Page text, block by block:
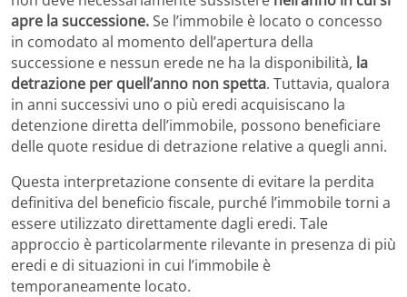
apre la successione.Se l’immobile è locato o concesso
in comodato al momento dell’apertura della
successione e nessun erede ne ha la disponibilità, la
detrazione per quell’anno non spetta. Tuttavia, qualora
in anni successivi uno o più eredi acquisiscano la
detenzione diretta dell’immobile, possono beneficiare
delle quote residue di detrazione relative a quegli anni.
Questa interpretazione consente di evitare la perdita
definitiva del beneficio fiscale, purché l’immobile torni a
essere utilizzato direttamente dagli eredi. Tale
approccio è particolarmente rilevante in presenza di più
eredi e di situazioni in cui l’immobile è
temporaneamente locato.